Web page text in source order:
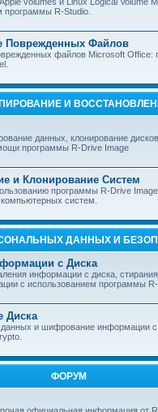
программы R-Studio.
Поврежденных Файлов
файлов Microsoft Office:
И
данных, клонирование
программы R-Drive Image
и Клонирование Систем
программы R-Drive
систем.
ДАННЫХ И
с Диска
информации с диска,
с использованием программы R-
Диска
и шифрование информации с
ФОРУМ